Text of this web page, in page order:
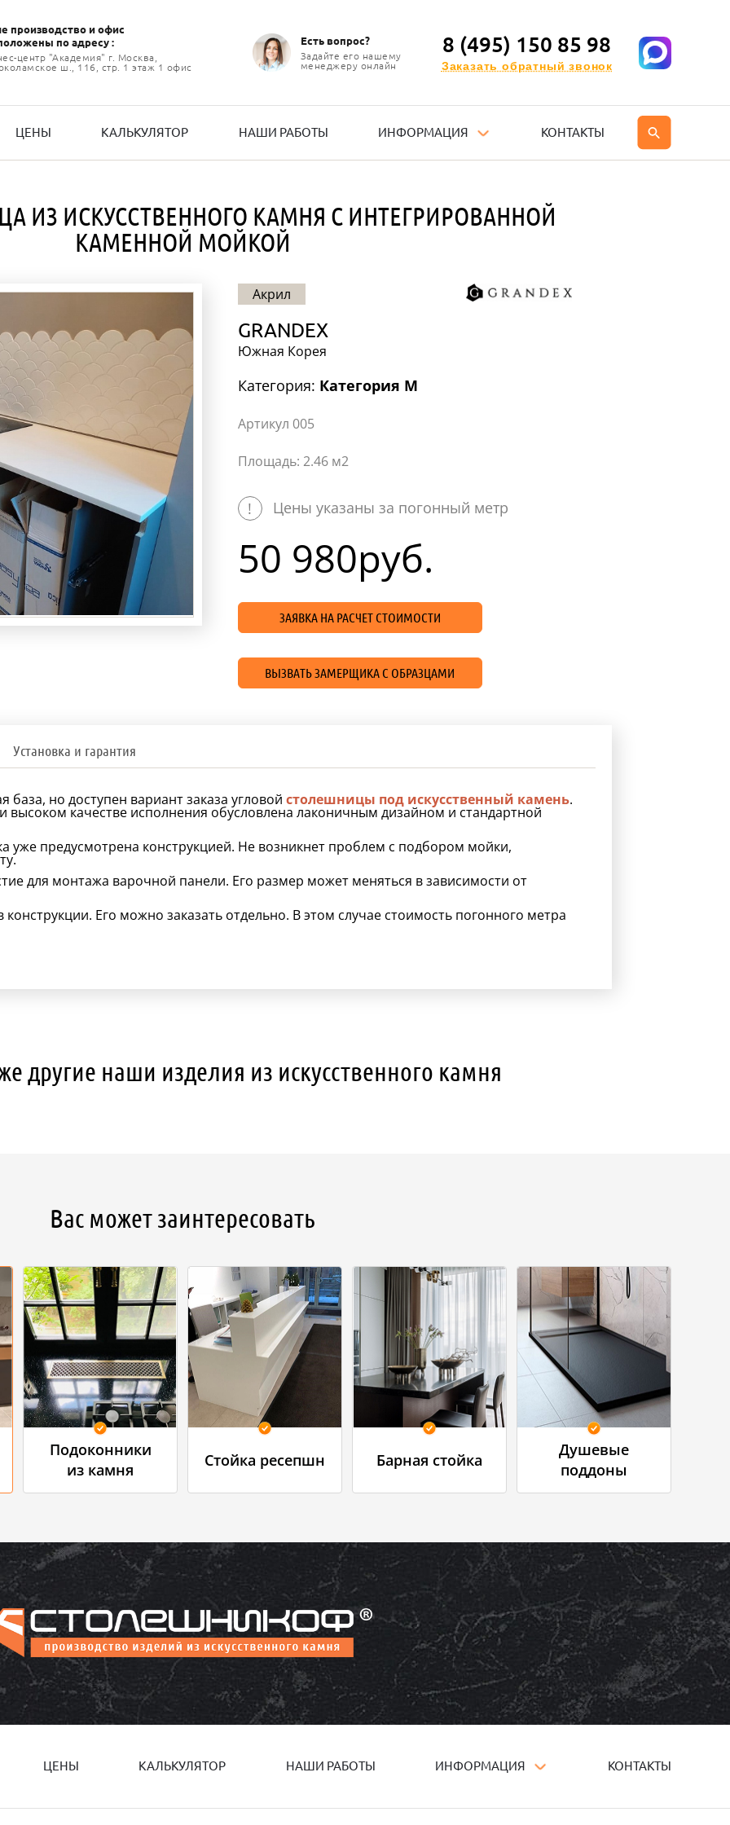
производство и офиc
по адресу :
центр "Академия" г. Москва,
ш., 116, стр. 1 этаж 1 офис
Есть вопрос?
Задайте его нашему
менеджеру онлайн
8 (495) 150 85 98
Заказать обратный звонок
ЦЕНЫ КАЛЬКУЛЯТОР НАШИ РАБОТЫ ИНФОРМАЦИЯ КОНТАКТЫ
ИЗ ИСКУССТВЕННОГО КАМНЯ С ИНТЕГРИРОВАННОЙ
КАМЕННОЙ МОЙКОЙ
Акрил
GRANDEX
Южная Корея
Категория: Категория M
Артикул 005
Площадь: 2.46 м2
! Цены указаны за погонный метр
50 980руб.
ЗАЯВКА НА РАСЧЕТ СТОИМОСТИ
ВЫЗВАТЬ ЗАМЕРЩИКА С ОБРАЗЦАМИ
Установка и гарантия
база, но доступен вариант заказа угловой столешницы под искусственный камень.
высоком качестве исполнения обусловлена лаконичным дизайном и стандартной
уже предусмотрена конструкцией. Не возникнет проблем с подбором мойки,
для монтажа варочной панели. Его размер может меняться в зависимости от
конструкции. Его можно заказать отдельно. В этом случае стоимость погонного метра
другие наши изделия из искусственного камня
Вас может заинтересовать
Подоконники
из камня
Стойка ресепшн Барная стойка
Душевые
поддоны
ЦЕНЫ КАЛЬКУЛЯТОР НАШИ РАБОТЫ ИНФОРМАЦИЯ КОНТАКТЫ